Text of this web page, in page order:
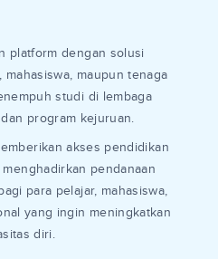
platform dengan solusi
mahasiswa, maupun tenaga
studi di lembaga
program kejuruan.
akses pendidikan
pendanaan
para pelajar, mahasiswa,
yang ingin meningkatkan
diri.